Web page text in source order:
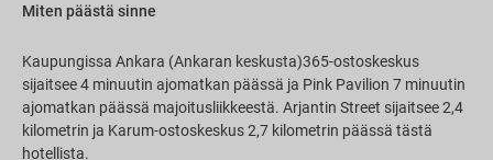
Miten päästä sinne
Kaupungissa Ankara (Ankaran keskusta)365-ostoskeskus
sijaitsee 4 minuutin ajomatkan päässä ja Pink Pavilion 7 minuutin
ajomatkan päässä majoitusliikkeestä. Arjantin Street sijaitsee 2,4
kilometrin ja Karum-ostoskeskus 2,7 kilometrin päässä tästä
hotellista.